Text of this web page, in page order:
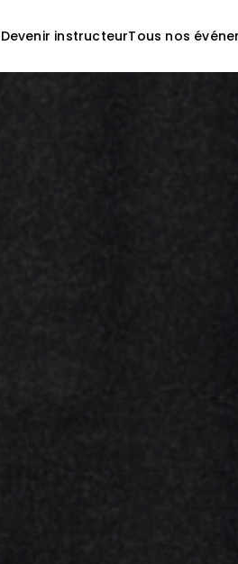
Devenir instructeurTous nos